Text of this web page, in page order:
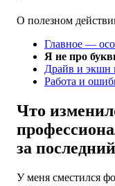
О полезном
Главное —
Я не про
Драйв и экшн
Работа и
Что
за
У меня сместился